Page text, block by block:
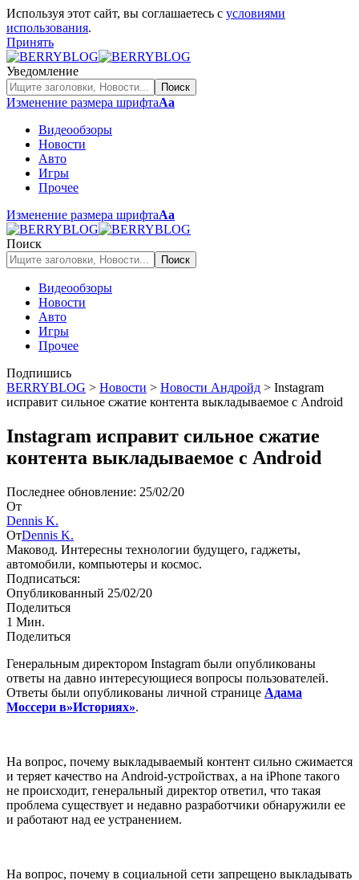
Используя этот сайт, вы соглашаетесь с условиями
использования.
Принять
Уведомление
Изменение размера шрифтаАа
Видеообзоры
Новости
Авто
Игры
Прочее
Изменение размера шрифтаАа
Поиск
Видеообзоры
Новости
Авто
Игры
Прочее
Подпишись
BERRYBLOG > Новости > Новости Андройд > Instagram
исправит сильное сжатие контента выкладываемое с Android
Instagram исправит сильное сжатие
контента выкладываемое с Android
Последнее обновление: 25/02/20
От
Dennis K.
ОтDennis K.
Маковод. Интересны технологии будущего, гаджеты,
автомобили, компьютеры и космос.
Подписаться:
Опубликованный 25/02/20
Поделиться
1 Мин.
Поделиться
Генеральным директором Instagram были опубликованы
ответы на давно интересующиеся вопросы пользователей.
Ответы были опубликованы личной странице Адама
Моссери в»Историях».
На вопрос, почему выкладываемый контент сильно сжимается
и теряет качество на Android-устройствах, а на iPhone такого
не происходит, генеральный директор ответил, что такая
проблема существует и недавно разработчики обнаружили ее
и работают над ее устранением.
На вопрос, почему в социальной сети запрещено выкладывать